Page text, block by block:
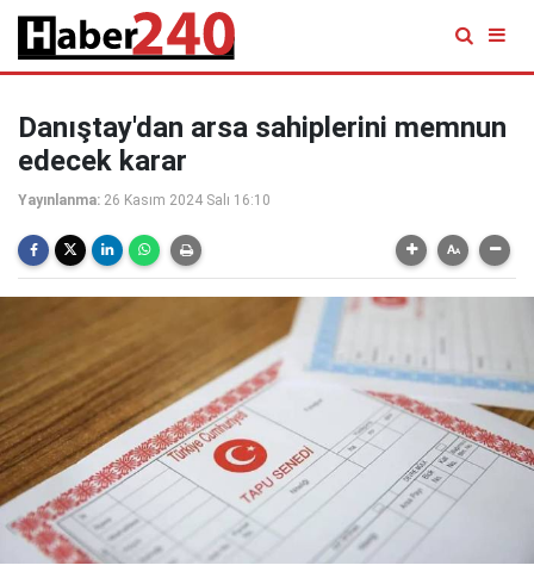
Danıştay'dan arsa sahiplerini memnun
edecek karar
Yayınlanma: 26 Kasım 2024 Salı 16:10